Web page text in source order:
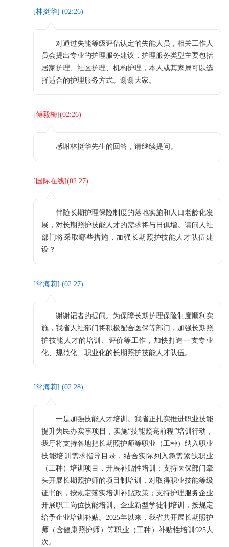
[林挺华] (02:26)
对通过失能等级评估认定的失能人员，相关工作人
员会提出专业的护理服务建议，护理服务类型主要包括
居家护理、社区护理、机构护理，本人或其家属可以选
择适合的护理服务方式。谢谢大家。
[傅毅梅](02:26)
感谢林挺华先生的回答，请继续提问。
[ 国际在线](02:27)
伴随长期护理保险制度的落地实施和人口老龄化发
展，对长期照护技能人才的需求将与日俱增。请问人社
部门将采取哪些措施，加强长期照护技能人才队伍建
设？
[常海莉] (02:27)
谢谢记者的提问。为保障长期护理保险制度顺利实
施，我省人社部门将积极配合医保等部门，加强长期照
护技能人才的培训、评价等工作，加快打造一支专业
化、规范化、职业化的长期照护技能人才队伍。
[常海莉] (02:28)
一是加强技能人才培训。我省正扎实推进职业技能
提升为民办实事项目，实施“技能照亮前程”培训行动，
我厅将支持各地把长期照护师等职业（工种）纳入职业
技能培训需求指导目录，结合实际列入急需紧缺职业
（工种）培训项目，开展补贴性培训；支持医保部门牵
头开展长期照护师的项目制培训，对取得职业技能等级
证书的，按规定落实培训补贴政策；支持护理服务企业
开展职工岗位技能培训、企业新型学徒制培训，按规定
给予企业培训补贴。2025年以来，我省共开展长期照护
师（含健康照护师）等职业（工种）补贴性培训925人
次。